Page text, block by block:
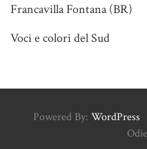
Francavilla Fontana (BR)
Voci e colori del Sud
Powered By: WordPress